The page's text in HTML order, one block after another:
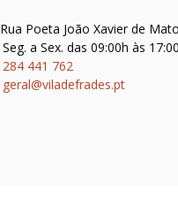
Poeta João Xavier de
Seg. a Sex. das 09:00h às
284 441 762
geral@viladefrades.pt